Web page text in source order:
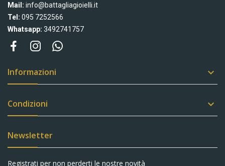
Mail: info@battagliagioielli.it
Tel: 095 7252566
Whatsapp: 3492741757
Informazioni 
Condizioni 
Newsletter
Registrati per non perderti le nostre novità